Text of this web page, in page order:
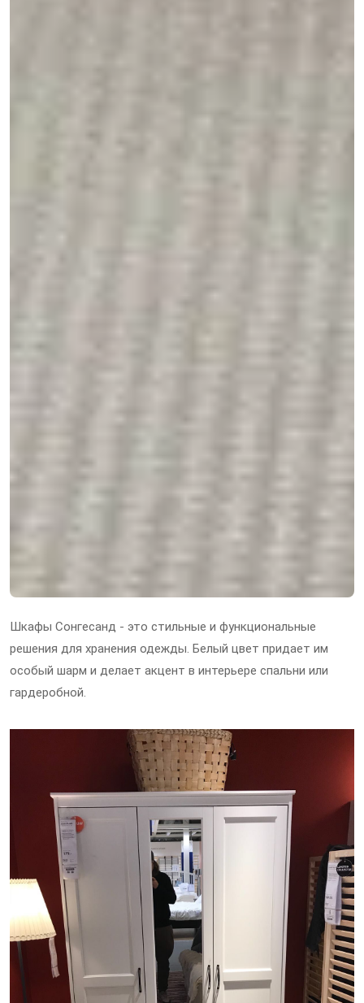
Шкафы Сонгесанд - это стильные и функциональные
решения для хранения одежды. Белый цвет придает им
особый шарм и делает акцент в интерьере спальни или
гардеробной.